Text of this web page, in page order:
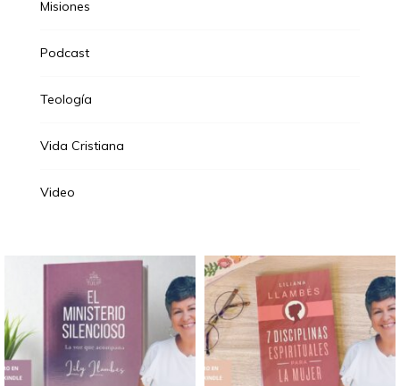
Misiones
Podcast
Teología
Vida Cristiana
Video